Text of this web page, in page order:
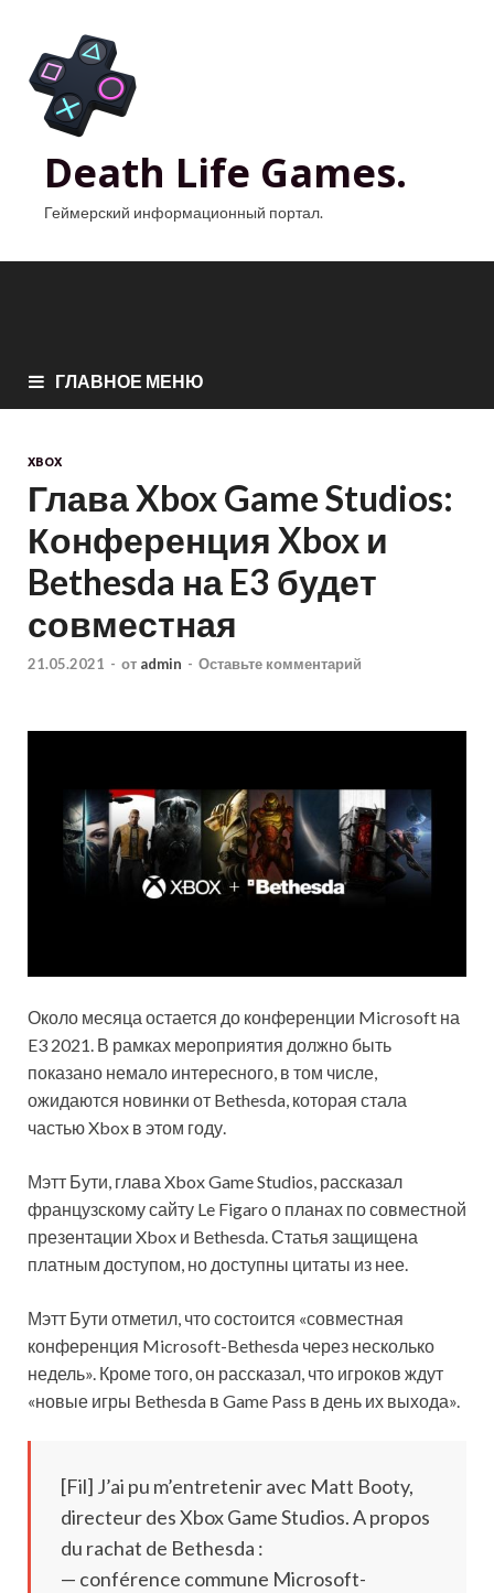
Death Life Games.
Геймерский информационный портал.
ГЛАВНОЕ МЕНЮ
XBOX
Глава Xbox Game Studios:
Конференция Xbox и
Bethesda на E3 будет
совместная
21.05.2021 - от admin - Оставьте комментарий
Около месяца остается до конференции Microsoft на
E3 2021. В рамках мероприятия должно быть
показано немало интересного, в том числе,
ожидаются новинки от Bethesda, которая стала
частью Xbox в этом году.
Мэтт Бути, глава Xbox Game Studios, рассказал
французскому сайту Le Figaro о планах по совместной
презентации Xbox и Bethesda. Статья защищена
платным доступом, но доступны цитаты из нее.
Мэтт Бути отметил, что состоится «совместная
конференция Microsoft-Bethesda через несколько
недель». Кроме того, он рассказал, что игроков ждут
«новые игры Bethesda в Game Pass в день их выхода».
[Fil] J’ai pu m’entretenir avec Matt Booty,
directeur des Xbox Game Studios. A propos
du rachat de Bethesda :
— conférence commune Microsoft-